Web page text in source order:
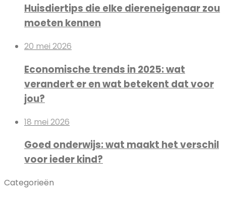
Huisdiertips die elke diereneigenaar zou
moeten kennen
20 mei 2026
Economische trends in 2025: wat
verandert er en wat betekent dat voor
jou?
18 mei 2026
Goed onderwijs: wat maakt het verschil
voor ieder kind?
Categorieën